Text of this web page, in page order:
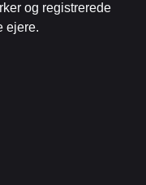
og registrerede
ejere.